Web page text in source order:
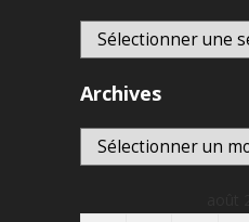
Archives
Archives